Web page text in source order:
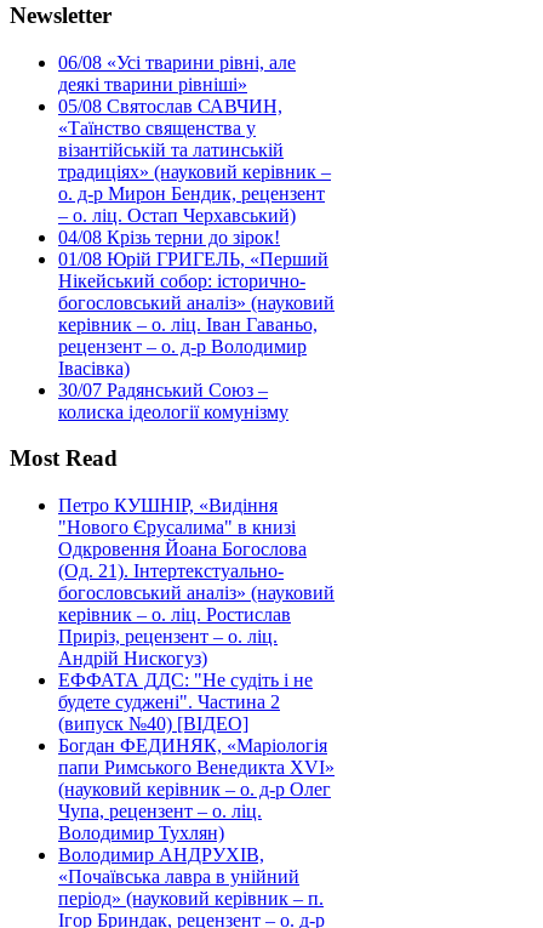
Newsletter
06/08 «Усі тварини рівні, але
деякі тварини рівніші»
05/08 Святослав САВЧИН,
«Таїнство священства у
візантійській та латинській
традиціях» (науковий керівник –
о. д-р Мирон Бендик, рецензент
– о. ліц. Остап Черхавський)
04/08 Крізь терни до зірок!
01/08 Юрій ГРИГЕЛЬ, «Перший
Нікейський собор: історично-
богословський аналіз» (науковий
керівник – о. ліц. Іван Гаваньо,
рецензент – о. д-р Володимир
Івасівка)
30/07 Радянський Союз –
колиска ідеології комунізму
Most Read
Петро КУШНІР, «Видіння
"Нового Єрусалима" в книзі
Одкровення Йоана Богослова
(Од. 21). Інтертекстуально-
богословський аналіз» (науковий
керівник – о. ліц. Ростислав
Приріз, рецензент – о. ліц.
Андрій Нискогуз)
ЕФФАТА ДДС: "Не судіть і не
будете суджені". Частина 2
(випуск №40) [ВІДЕО]
Богдан ФЕДИНЯК, «Маріологія
папи Римського Венедикта XVI»
(науковий керівник – о. д-р Олег
Чупа, рецензент – о. ліц.
Володимир Тухлян)
Володимир АНДРУХІВ,
«Почаївська лавра в унійний
період» (науковий керівник – п.
Ігор Бриндак, рецензент – о. д-р